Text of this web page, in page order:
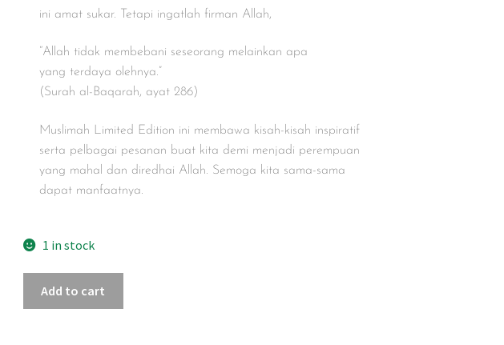
ini amat sukar. Tetapi ingatlah firman Allah,
“Allah tidak membebani seseorang melainkan apa
yang terdaya olehnya.”
(Surah al-Baqarah, ayat 286)
Muslimah Limited Edition ini membawa kisah-kisah inspiratif
serta pelbagai pesanan buat kita demi menjadi perempuan
yang mahal dan diredhai Allah. Semoga kita sama-sama
dapat manfaatnya.
1 in stock
Add to cart